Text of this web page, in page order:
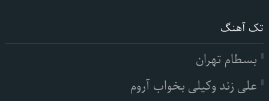
تک آهنگ
بسطام تهران
علی زند وکیلی بخواب آروم